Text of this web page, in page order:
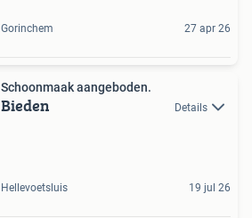
Gorinchem 27 apr 26
Schoonmaak aangeboden.
Bieden Details
Hellevoetsluis 19 jul 26